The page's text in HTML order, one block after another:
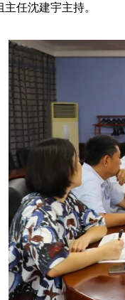
任沈建宇主持。